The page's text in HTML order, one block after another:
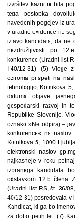
izvršitev kazni ni bila
tega postopka
navedenih pogojev iz
v uradne evidence ne
izjavo kandidata, da ne
nezdružljivosti po
konkurence (Uradni list
I-40/12-31). (5) Vloge
oziroma prispeti na
tehnologijo, Kotnikova
datuma objave
gospodarski razvoj in
Republike Slovenije.
oznako »Ne odpiraj –
konkurence« na
Kotnikova 5, 1000
elektronski naslov
najkasneje v roku
izbranega kandidata
odstavkom 12.b člena
(Uradni list RS, št. 36/
40/12-31) posredovala v
Kandidat, ki ga bo
za dobo petih let. (7)